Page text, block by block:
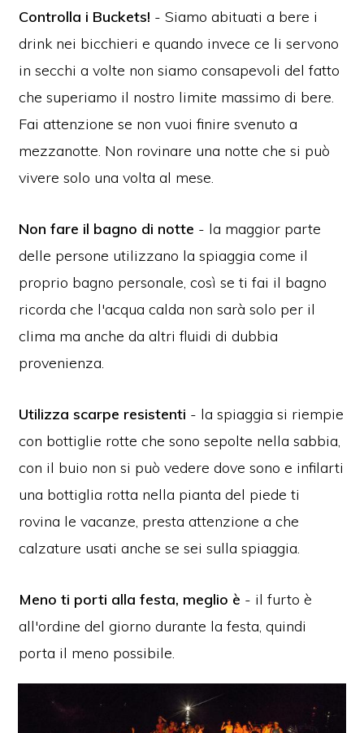
Controlla i Buckets! - Siamo abituati a bere i
drink nei bicchieri e quando invece ce li servono
in secchi a volte non siamo consapevoli del fatto
che superiamo il nostro limite massimo di bere.
Fai attenzione se non vuoi finire svenuto a
mezzanotte. Non rovinare una notte che si può
vivere solo una volta al mese.
Non fare il bagno di notte - la maggior parte
delle persone utilizzano la spiaggia come il
proprio bagno personale, così se ti fai il bagno
ricorda che l'acqua calda non sarà solo per il
clima ma anche da altri fluidi di dubbia
provenienza.
Utilizza scarpe resistenti - la spiaggia si riempie
con bottiglie rotte che sono sepolte nella sabbia,
con il buio non si può vedere dove sono e infilarti
una bottiglia rotta nella pianta del piede ti
rovina le vacanze, presta attenzione a che
calzature usati anche se sei sulla spiaggia.
Meno ti porti alla festa, meglio è - il furto è
all'ordine del giorno durante la festa, quindi
porta il meno possibile.